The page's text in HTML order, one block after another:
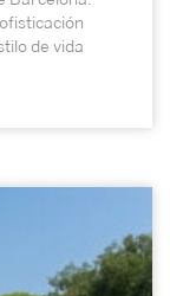
de vida